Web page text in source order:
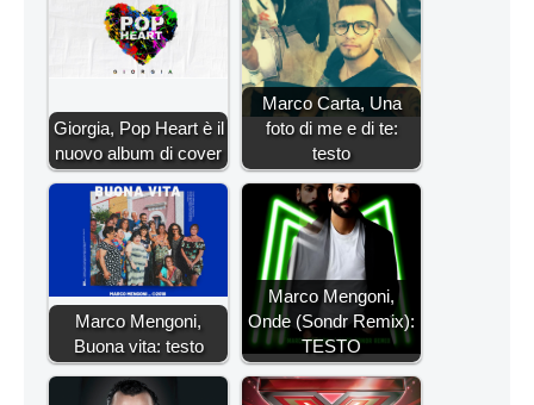
Giorgia, Pop Heart è il
nuovo album di cover
Marco Carta, Una
foto di me e di te:
testo
Marco Mengoni,
Buona vita: testo
Marco Mengoni,
Onde (Sondr Remix):
TESTO